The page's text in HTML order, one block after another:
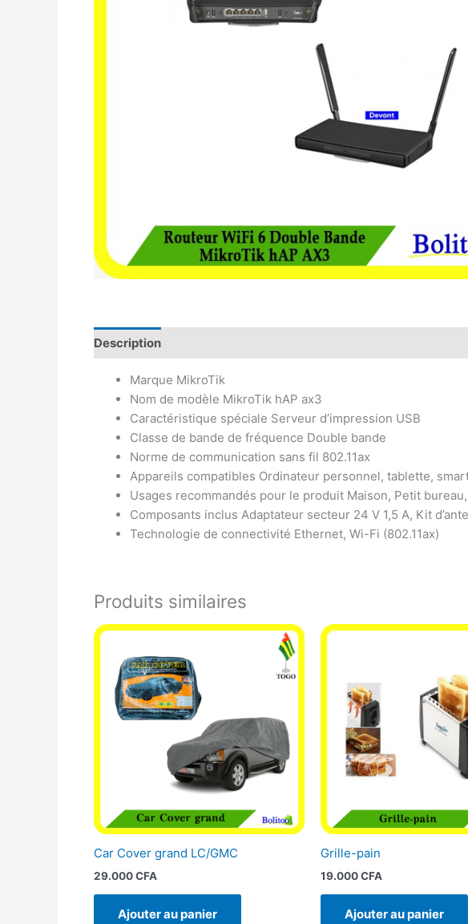
Description
Marque MikroTik
Nom de modèle MikroTik hAP ax3
Caractéristique spéciale Serveur d’impression USB
Classe de bande de fréquence Double bande
Norme de communication sans fil 802.11ax
Appareils compatibles Ordinateur personnel, tablette,
Usages recommandés pour le produit Maison, Petit
Composants inclus Adaptateur secteur 24 V 1,5 A, Kit
Technologie de connectivité Ethernet, Wi-Fi (802.11ax)
Produits similaires
Car Cover grand LC/GMC
29.000CFA
Ajouter au panier
Grille-pain
19.000CFA
Ajouter au panier